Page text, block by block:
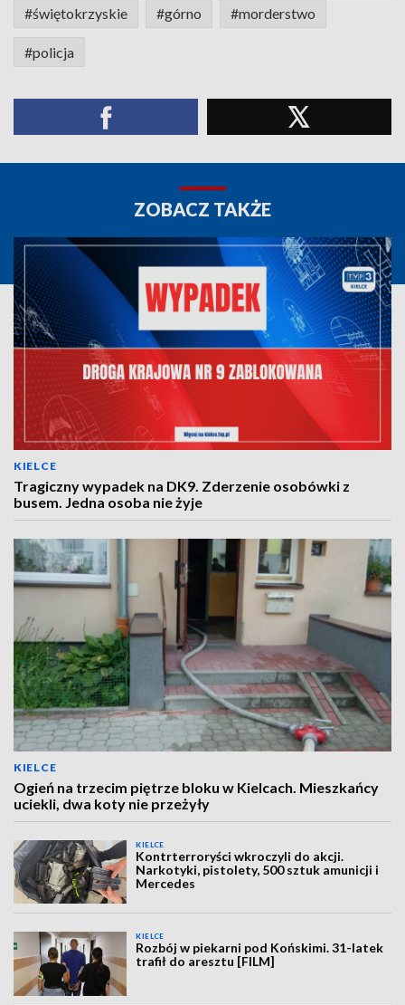
#świętokrzyskie #górno #morderstwo
#policja
ZOBACZ TAKŻE
KIELCE
Tragiczny wypadek na DK9. Zderzenie osobówki z
busem. Jedna osoba nie żyje
KIELCE
Ogień na trzecim piętrze bloku w Kielcach. Mieszkańcy
uciekli, dwa koty nie przeżyły
KIELCE
Kontrterroryści wkroczyli do akcji.
Narkotyki, pistolety, 500 sztuk amunicji i
Mercedes
KIELCE
Rozbój w piekarni pod Końskimi. 31-latek
trafił do aresztu [FILM]